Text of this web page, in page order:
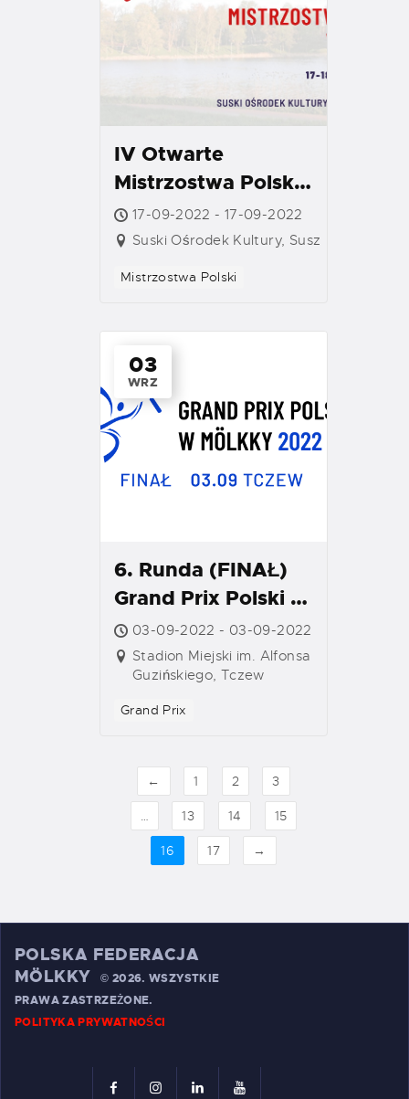
IV Otwarte
Mistrzostwa Polski
w Mölkky – Turniej
Indywidualny
17-09-2022 - 17-09-2022
Suski Ośrodek Kultury, Susz
Mistrzostwa Polski
03
WRZ
6. Runda (FINAŁ)
Grand Prix Polski w
Mölkky – Tczew
03-09-2022 - 03-09-2022
Stadion Miejski im. Alfonsa
Guzińskiego, Tczew
Grand Prix
← 1 2 3
… 13 14 15
16 17 →
POLSKA FEDERACJA
MÖLKKY
© 2026. WSZYSTKIE
PRAWA ZASTRZEŻONE.
POLITYKA PRYWATNOŚCI